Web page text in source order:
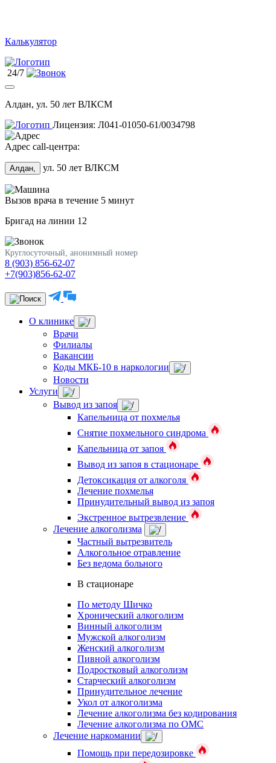
Калькулятор
24/7
Алдан, ул. 50 лет ВЛКСМ
Лицензия: Л041-01050-61/0034798
Адрес call-центра:
Алдан, ул. 50 лет ВЛКСМ
Вызов врача в течение 5 минут
Бригад на линии 12
Круглосуточный, анонимный номер
8 (903) 856-62-07
+7(903)856-62-07
О клинике
Врачи
Филиалы
Вакансии
Коды МКБ-10 в наркологии
Новости
Услуги
Вывод из запоя
Капельница от похмелья
Снятие похмельного синдрома
Капельница от запоя
Вывод из запоя в стационаре
Детоксикация от алкоголя
Лечение похмелья
Принудительный вывод из запоя
Экстренное вытрезвление
Лечение алкоголизма
Частный вытрезвитель
Алкогольное отравление
Без ведома больного
В стационаре
По методу Шичко
Хронический алкоголизм
Винный алкоголизм
Мужской алкоголизм
Женский алкоголизм
Пивной алкоголизм
Подростковый алкоголизм
Старческий алкоголизм
Принудительное лечение
Укол от алкоголизма
Лечение алкоголизма без кодирования
Лечение алкоголизма по ОМС
Лечение наркомании
Помощь при передозировке